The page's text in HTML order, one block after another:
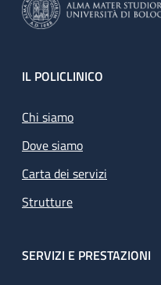
Footer
IL POLICLINICO
Chi siamo
Dove siamo
Carta dei servizi
Strutture
SERVIZI E PRESTAZIONI